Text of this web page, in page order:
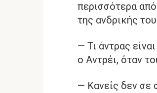
περισσότερα
της ανδρικής
— Τι άντρας
ο Αντρέι, όταν
— Κανείς δεν σε